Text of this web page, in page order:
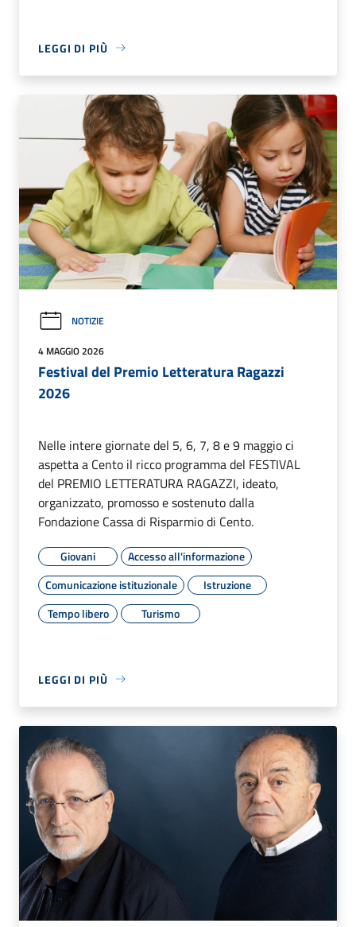
LEGGI DI PIÙ
NOTIZIE
4 MAGGIO 2026
Festival del Premio Letteratura Ragazzi
2026
Nelle intere giornate del 5, 6, 7, 8 e 9 maggio ci
aspetta a Cento il ricco programma del FESTIVAL
del PREMIO LETTERATURA RAGAZZI, ideato,
organizzato, promosso e sostenuto dalla
Fondazione Cassa di Risparmio di Cento.
Giovani
Accesso all'informazione
Comunicazione istituzionale
Istruzione
Tempo libero
Turismo
LEGGI DI PIÙ